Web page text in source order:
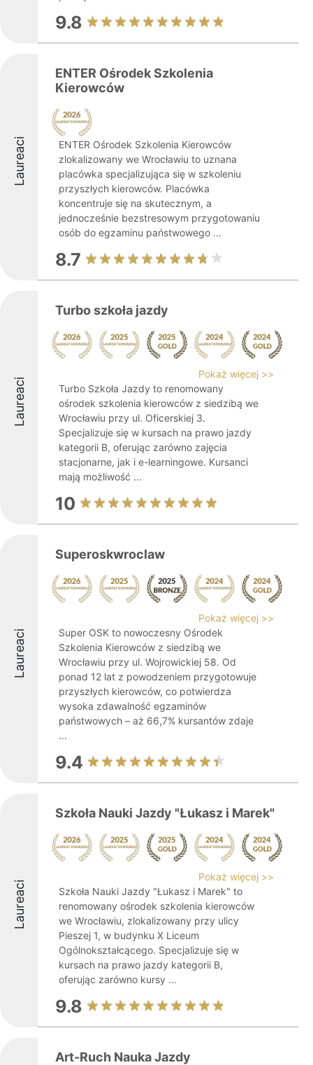
9.8
Laureaci
ENTER Ośrodek Szkolenia
Kierowców
ENTER Ośrodek Szkolenia Kierowców
zlokalizowany we Wrocławiu to uznana
placówka specjalizująca się w szkoleniu
przyszłych kierowców. Placówka
koncentruje się na skutecznym, a
jednocześnie bezstresowym przygotowaniu
osób do egzaminu państwowego ...
8.7
Laureaci
Turbo szkoła jazdy
Pokaż więcej >>
Turbo Szkoła Jazdy to renomowany
ośrodek szkolenia kierowców z siedzibą we
Wrocławiu przy ul. Oficerskiej 3.
Specjalizuje się w kursach na prawo jazdy
kategorii B, oferując zarówno zajęcia
stacjonarne, jak i e-learningowe. Kursanci
mają możliwość ...
10
Laureaci
Superoskwroclaw
Pokaż więcej >>
Super OSK to nowoczesny Ośrodek
Szkolenia Kierowców z siedzibą we
Wrocławiu przy ul. Wojrowickiej 58. Od
ponad 12 lat z powodzeniem przygotowuje
przyszłych kierowców, co potwierdza
wysoka zdawalność egzaminów
państwowych – aż 66,7% kursantów zdaje
...
9.4
Laureaci
Szkoła Nauki Jazdy "Łukasz i Marek"
Pokaż więcej >>
Szkoła Nauki Jazdy "Łukasz i Marek" to
renomowany ośrodek szkolenia kierowców
we Wrocławiu, zlokalizowany przy ulicy
Pieszej 1, w budynku X Liceum
Ogólnokształcącego. Specjalizuje się w
kursach na prawo jazdy kategorii B,
oferując zarówno kursy ...
9.8
Art-Ruch Nauka Jazdy